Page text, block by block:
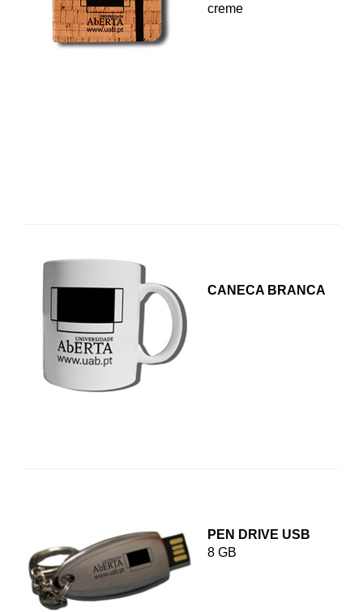
creme
CANECA BRANCA
PEN DRIVE USB
8 GB